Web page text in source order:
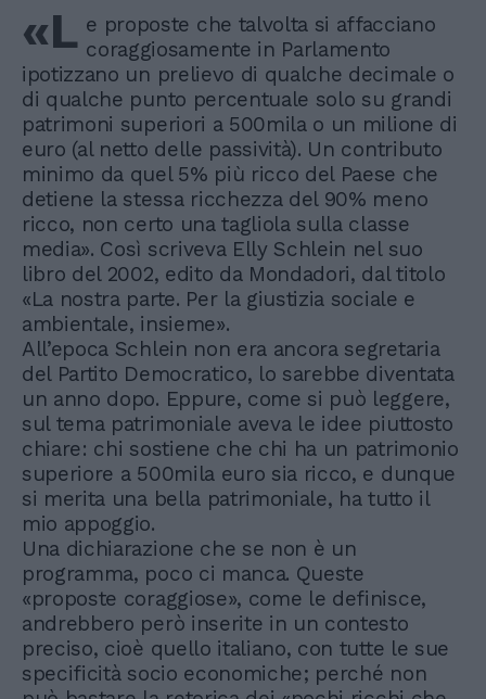
«L e proposte che talvolta si affacciano
coraggiosamente in Parlamento
ipotizzano un prelievo di qualche decimale o
di qualche punto percentuale solo su grandi
patrimoni superiori a 500mila o un milione di
euro (al netto delle passività). Un contributo
minimo da quel 5% più ricco del Paese che
detiene la stessa ricchezza del 90% meno
ricco, non certo una tagliola sulla classe
media». Così scriveva Elly Schlein nel suo
libro del 2002, edito da Mondadori, dal titolo
«La nostra parte. Per la giustizia sociale e
ambientale, insieme».
All’epoca Schlein non era ancora segretaria
del Partito Democratico, lo sarebbe diventata
un anno dopo. Eppure, come si può leggere,
sul tema patrimoniale aveva le idee piuttosto
chiare: chi sostiene che chi ha un patrimonio
superiore a 500mila euro sia ricco, e dunque
si merita una bella patrimoniale, ha tutto il
mio appoggio.
Una dichiarazione che se non è un
programma, poco ci manca. Queste
«proposte coraggiose», come le definisce,
andrebbero però inserite in un contesto
preciso, cioè quello italiano, con tutte le sue
specificità socio economiche; perché non